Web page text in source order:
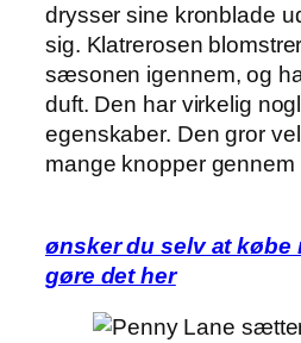
drysser sine kronblade
sig. Klatrerosen
sæsonen igennem, og
duft. Den har virkelig
egenskaber. Den gror
mange knopper
ønsker du selv at købe
gøre det her